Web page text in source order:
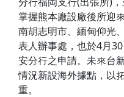
掌握熊本廠設廠後所迎
南胡志明市、緬甸仰光
表人辦事處，也於4月
安分行之申請。未來台
情況新設海外據點，以
重。